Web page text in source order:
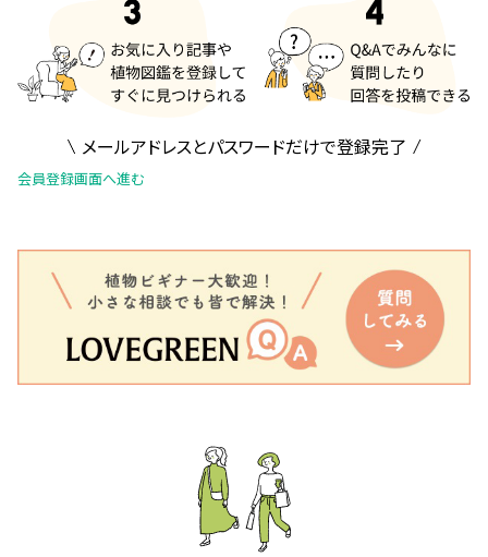
メールアドレスとパスワードだけで登録完了
会員登録画面へ進む